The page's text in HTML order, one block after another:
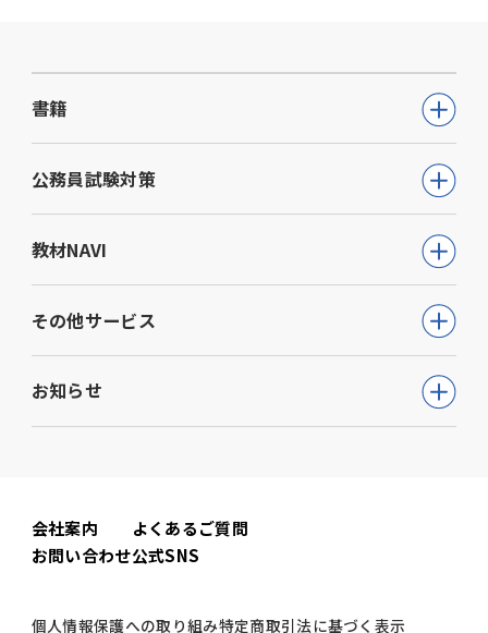
書籍
公務員試験
教員採用試験
就職・資格・検定
教育・学参
ビジネス
生活実用・教養
心理学
公務員試験対策
公務員試験について知る
通信講座
動画で学ぶ【公務員合格】シリーズ
書籍
模擬試験
教材NAVI
高等学校向け事業
大学・短期大学向け事業
専門学校向け事業
中学校向け事業
その他サービス
ウェルネス(心理検査他)
児童発達支援事業
お知らせ
書籍関連
公務員試験関連
会社案内
お問い合わせ
よくあるご質問
公式SNS
個人情報保護への取り組み特定商取引法に基づく表示